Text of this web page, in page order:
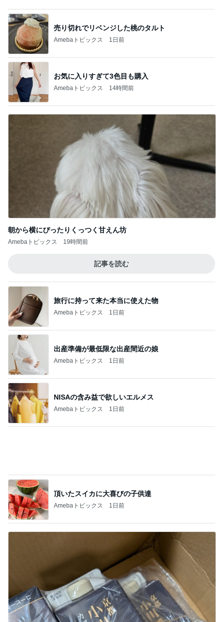
お気に入りすぎて3色目も購入
Amebaトピックス 14時間前
朝から横にぴったりくっつく甘えん坊
Amebaトピックス 19時間前
記事を読む
Amebaトピックス 1日前
出産準備が最低限な出産間近の娘
Amebaトピックス 1日前
NISAの含み益で欲しいエルメス
Amebaトピックス 1日前
頂いたスイカに大喜びの子供達
Amebaトピックス 1日前
記事を読む